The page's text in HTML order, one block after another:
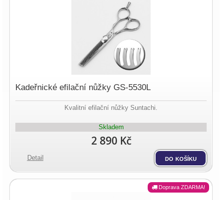
Kadeřnické efilační nůžky GS-5530L
Kvalitní efilační nůžky Suntachi.
Skladem
2 890 Kč
Detail do košíku
Doprava ZDARMA!